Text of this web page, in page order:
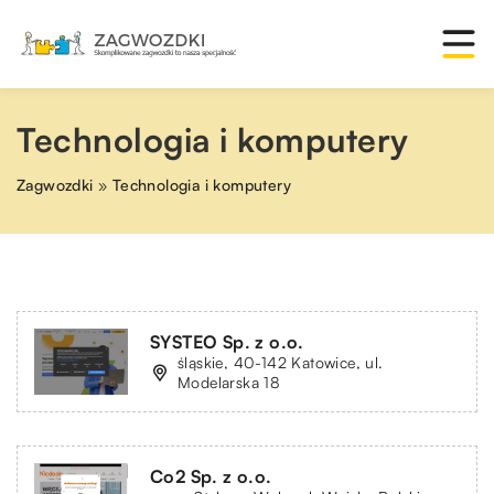
Technologia i komputery
Zagwozdki » Technologia i komputery
SYSTEO Sp. z o.o.
śląskie, 40-142 Katowice, ul.
Modelarska 18
Co2 Sp. z o.o.